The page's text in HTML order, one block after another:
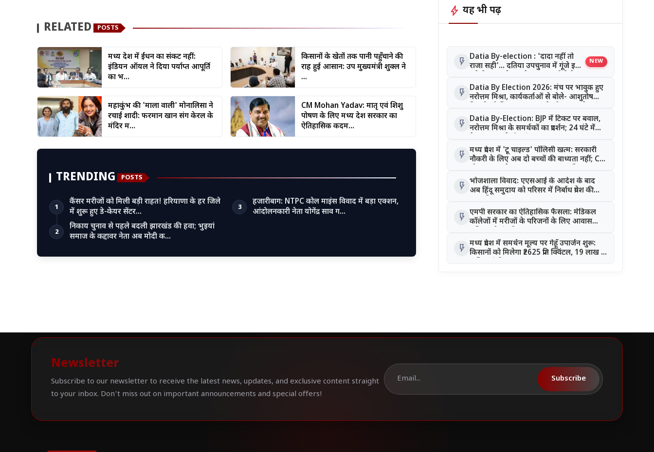
RELATED POSTS
मध्य प्रदेश में ईंधन का संकट नहीं:
इंडियन ऑयल ने दिया पर्याप्त आपूर्ति
का भ...
किसानों के खेतों तक पानी पहुँचाने की
राह हुई आसान: उप मुख्यमंत्री शुक्ल ने
...
महाकुंभ की 'माला वाली' मोनालिसा ने
रचाई शादी: फरमान खान संग केरल के
मंदिर म...
CM Mohan Yadav: मातृ एवं शिशु
पोषण के लिए मध्य प्रदेश सरकार का
ऐतिहासिक कदम...
TRENDING POSTS
1
कैंसर मरीजों को मिली बड़ी राहत! हरियाणा के हर जिले
में शुरू हुए डे-केयर सेंटर…
2
निकाय चुनाव से पहले बदली झारखंड की हवा; भुइयां
समाज के कद्दावर नेता अब मोदी क…
3
हजारीबाग: NTPC कोल माइंस विवाद में बड़ा एक्शन,
आंदोलनकारी नेता योगेंद्र साव ग…
bolt यह भी पढ़ें
flash_on Datia By-election : 'दादा नहीं तो
राजा सही'... दतिया उपचुनाव में गूंजे इस
बाद बढ़ी चर्चा
NEW
flash_on Datia By Election 2026: मंच पर भावुक हुए
नरोत्तम मिश्रा, कार्यकर्ताओं से बोले- आशुतोष
flash_on Datia By-Election: BJP में टिकट पर बवाल,
नरोत्तम मिश्रा के समर्थकों का प्रदर्शन; 24 घंटे में
flash_on मध्य प्रदेश में 'टू चाइल्ड' पॉलिसी खत्म: सरकारी
नौकरी के लिए अब दो बच्चों की बाध्यता नहीं; CM
flash_on भोजशाला विवाद: एएसआई के आदेश के बाद
अब हिंदू समुदाय को परिसर में निर्बाध प्रवेश की
flash_on एमपी सरकार का ऐतिहासिक फैसला: मेडिकल
कॉलेजों में मरीजों के परिजनों के लिए आवास
flash_on मध्य प्रदेश में समर्थन मूल्य पर गेहूँ उपार्जन शुरू:
किसानों को मिलेगा ₹2625 प्रति क्विंटल, 19 लाख से
Newsletter
Subscribe to our newsletter to receive the latest news, updates, and exclusive content straight
to your inbox. Don't miss out on important announcements and special offers!
Subscribe